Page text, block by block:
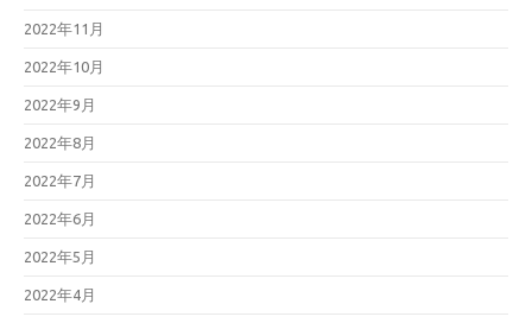
2022年11月
2022年10月
2022年9月
2022年8月
2022年7月
2022年6月
2022年5月
2022年4月